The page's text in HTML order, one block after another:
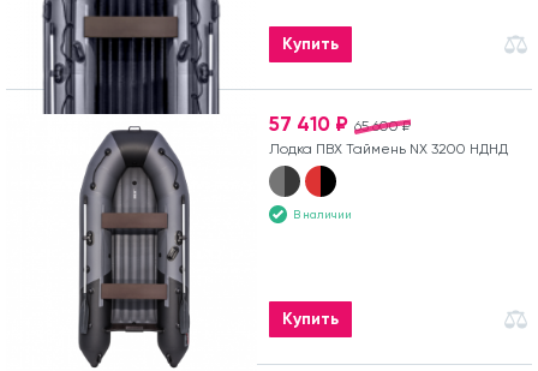
Купить
65 600 ₽
57 410 ₽
Лодка ПВХ Таймень NX 3200 НДНД
В наличии
Купить